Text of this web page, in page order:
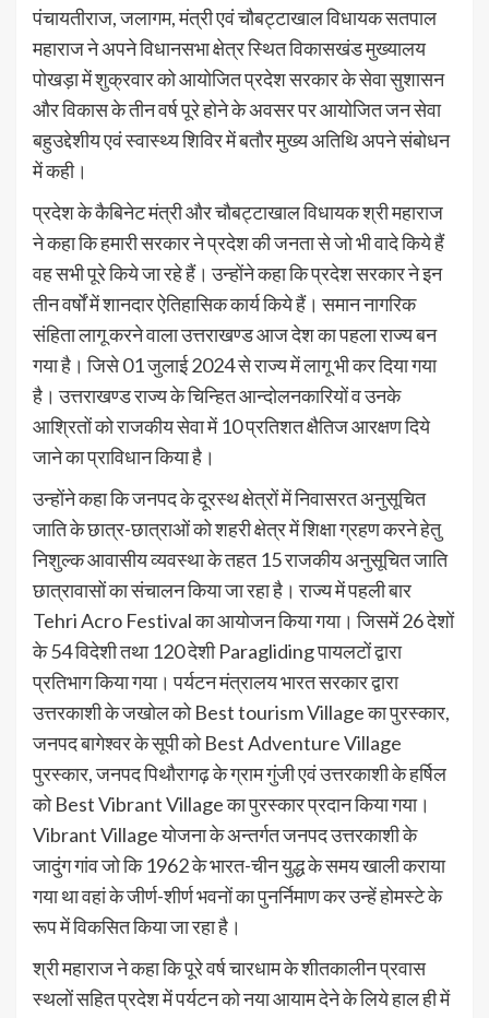
पंचायतीराज, जलागम, मंत्री एवं चौबट्टाखाल विधायक सतपाल
महाराज ने अपने विधानसभा क्षेत्र स्थित विकासखंड मुख्यालय
पोखड़ा में शुक्रवार को आयोजित प्रदेश सरकार के सेवा सुशासन
और विकास के तीन वर्ष पूरे होने के अवसर पर आयोजित जन सेवा
बहुउद्देशीय एवं स्वास्थ्य शिविर में बतौर मुख्य अतिथि अपने संबोधन
में कही।
प्रदेश के कैबिनेट मंत्री और चौबट्टाखाल विधायक श्री महाराज
ने कहा कि हमारी सरकार ने प्रदेश की जनता से जो भी वादे किये हैं
वह सभी पूरे किये जा रहे हैं। उन्होंने कहा कि प्रदेश सरकार ने इन
तीन वर्षों में शानदार ऐतिहासिक कार्य किये हैं। समान नागरिक
संहिता लागू करने वाला उत्तराखण्ड आज देश का पहला राज्य बन
गया है। जिसे 01 जुलाई 2024 से राज्य में लागू भी कर दिया गया
है। उत्तराखण्ड राज्य के चिन्हित आन्दोलनकारियों व उनके
आश्रितों को राजकीय सेवा में 10 प्रतिशत क्षैतिज आरक्षण दिये
जाने का प्राविधान किया है।
उन्होंने कहा कि जनपद के दूरस्थ क्षेत्रों में निवासरत अनुसूचित
जाति के छात्र-छात्राओं को शहरी क्षेत्र में शिक्षा ग्रहण करने हेतु
निशुल्क आवासीय व्यवस्था के तहत 15 राजकीय अनुसूचित जाति
छात्रावासों का संचालन किया जा रहा है। राज्य में पहली बार
Tehri Acro Festival का आयोजन किया गया। जिसमें 26 देशों
के 54 विदेशी तथा 120 देशी Paragliding पायलटों द्वारा
प्रतिभाग किया गया। पर्यटन मंत्रालय भारत सरकार द्वारा
उत्तरकाशी के जखोल को Best tourism Village का पुरस्कार,
जनपद बागेश्वर के सूपी को Best Adventure Village
पुरस्कार, जनपद पिथौरागढ़ के ग्राम गुंजी एवं उत्तरकाशी के हर्षिल
को Best Vibrant Village का पुरस्कार प्रदान किया गया।
Vibrant Village योजना के अन्तर्गत जनपद उत्तरकाशी के
जादुंग गांव जो कि 1962 के भारत-चीन युद्ध के समय खाली कराया
गया था वहां के जीर्ण-शीर्ण भवनों का पुनर्निमाण कर उन्हें होमस्टे के
रूप में विकसित किया जा रहा है।
श्री महाराज ने कहा कि पूरे वर्ष चारधाम के शीतकालीन प्रवास
स्थलों सहित प्रदेश में पर्यटन को नया आयाम देने के लिये हाल ही में